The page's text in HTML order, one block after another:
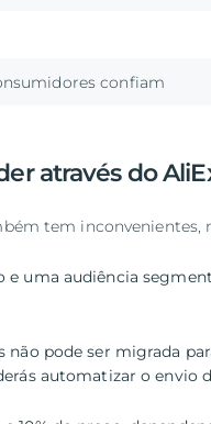
confiam
através do
tem inconvenientes,
e uma audiência
não pode ser migrada